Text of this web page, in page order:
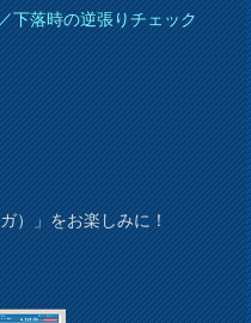
下落時の逆張りチェック
）」をお楽しみに！